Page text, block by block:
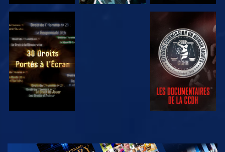
REGARDER REGARDER
REGARDER
DÉCOUVRIR